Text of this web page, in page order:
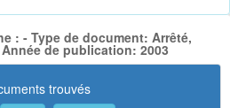
: - Type de document: Arrêté,
de publication: 2003
trouvés